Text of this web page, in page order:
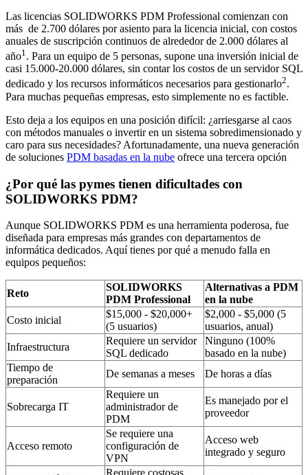
Las licencias SOLIDWORKS PDM Professional comienzan con
más de 2.700 dólares por asiento para la licencia inicial, con costos
anuales de suscripción continuos de alrededor de 2.000 dólares al
año1. Para un equipo de 5 personas, supone una inversión inicial de
casi 15.000-20.000 dólares, sin contar los costos de un servidor SQL
dedicado y los recursos informáticos necesarios para gestionarlo2.
Para muchas pequeñas empresas, esto simplemente no es factible.
Esto deja a los equipos en una posición difícil: ¿arriesgarse al caos
con métodos manuales o invertir en un sistema sobredimensionado y
caro para sus necesidades? Afortunadamente, una nueva generación
de soluciones PDM basadas en la nube ofrece una tercera opción
¿Por qué las pymes tienen dificultades con
SOLIDWORKS PDM?
Aunque SOLIDWORKS PDM es una herramienta poderosa, fue
diseñada para empresas más grandes con departamentos de
informática dedicados. Aquí tienes por qué a menudo falla en
equipos pequeños:
Reto
SOLIDWORKS
PDM Professional
Alternativas a PDM
en la nube
Costo inicial
$15,000 - $20,000+
(5 usuarios)
$2,000 - $5,000 (5
usuarios, anual)
Infraestructura
Requiere un servidor
SQL dedicado
Ninguno (100%
basado en la nube)
Tiempo de
preparación
De semanas a meses De horas a días
Sobrecarga IT
Requiere un
administrador de
PDM
Es manejado por el
proveedor
Acceso remoto
Se requiere una
configuración de
VPN
Acceso web
integrado y seguro